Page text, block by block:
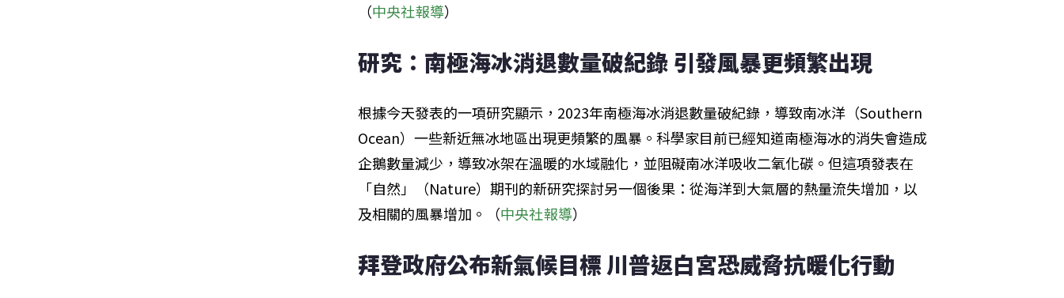
（中央社報導）
研究：南極海冰消退數量破紀錄 引發風暴更頻繁出現
根據今天發表的一項研究顯示，2023年南極海冰消退數量破紀錄，導致南冰洋（Southern
Ocean）一些新近無冰地區出現更頻繁的風暴。科學家目前已經知道南極海冰的消失會造成
企鵝數量減少，導致冰架在溫暖的水域融化，並阻礙南冰洋吸收二氧化碳。但這項發表在
「自然」（Nature）期刊的新研究探討另一個後果：從海洋到大氣層的熱量流失增加，以
及相關的風暴增加。（中央社報導）
拜登政府公布新氣候目標 川普返白宮恐威脅抗暖化行動